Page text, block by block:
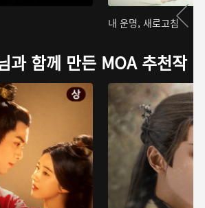
내 운명, 새로고침
과 함께 만든 MOA 추천작